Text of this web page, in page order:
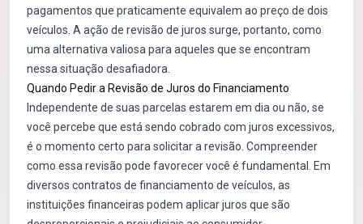
pagamentos que praticamente equivalem ao preço de dois
veículos. A ação de revisão de juros surge, portanto, como
uma alternativa valiosa para aqueles que se encontram
nessa situação desafiadora.
Quando Pedir a Revisão de Juros do Financiamento
Independente de suas parcelas estarem em dia ou não, se
você percebe que está sendo cobrado com juros excessivos,
é o momento certo para solicitar a revisão. Compreender
como essa revisão pode favorecer você é fundamental. Em
diversos contratos de financiamento de veículos, as
instituições financeiras podem aplicar juros que são